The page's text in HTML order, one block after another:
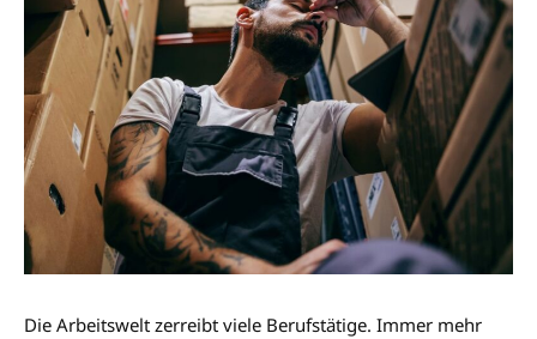
Die Arbeitswelt zerreibt viele Berufstätige. Immer mehr